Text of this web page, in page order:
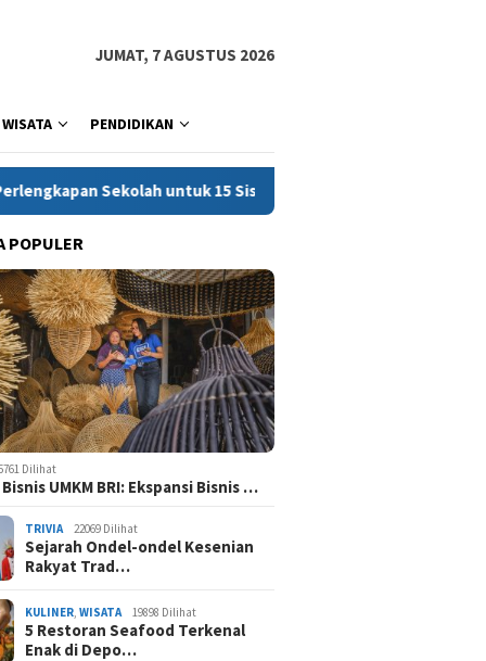
JUMAT, 7 AGUSTUS 2026
WISATA PENDIDIKAN
15 Siswa di Sempor
POPULER
Dilihat
UMKM BRI: Ekspansi Bisnis …
TRIVIA 22069 Dilihat
Sejarah Ondel-ondel Kesenian
Rakyat Trad…
KULINER ,WISATA 19898 Dilihat
5 Restoran Seafood Terkenal
Enak di Depo…